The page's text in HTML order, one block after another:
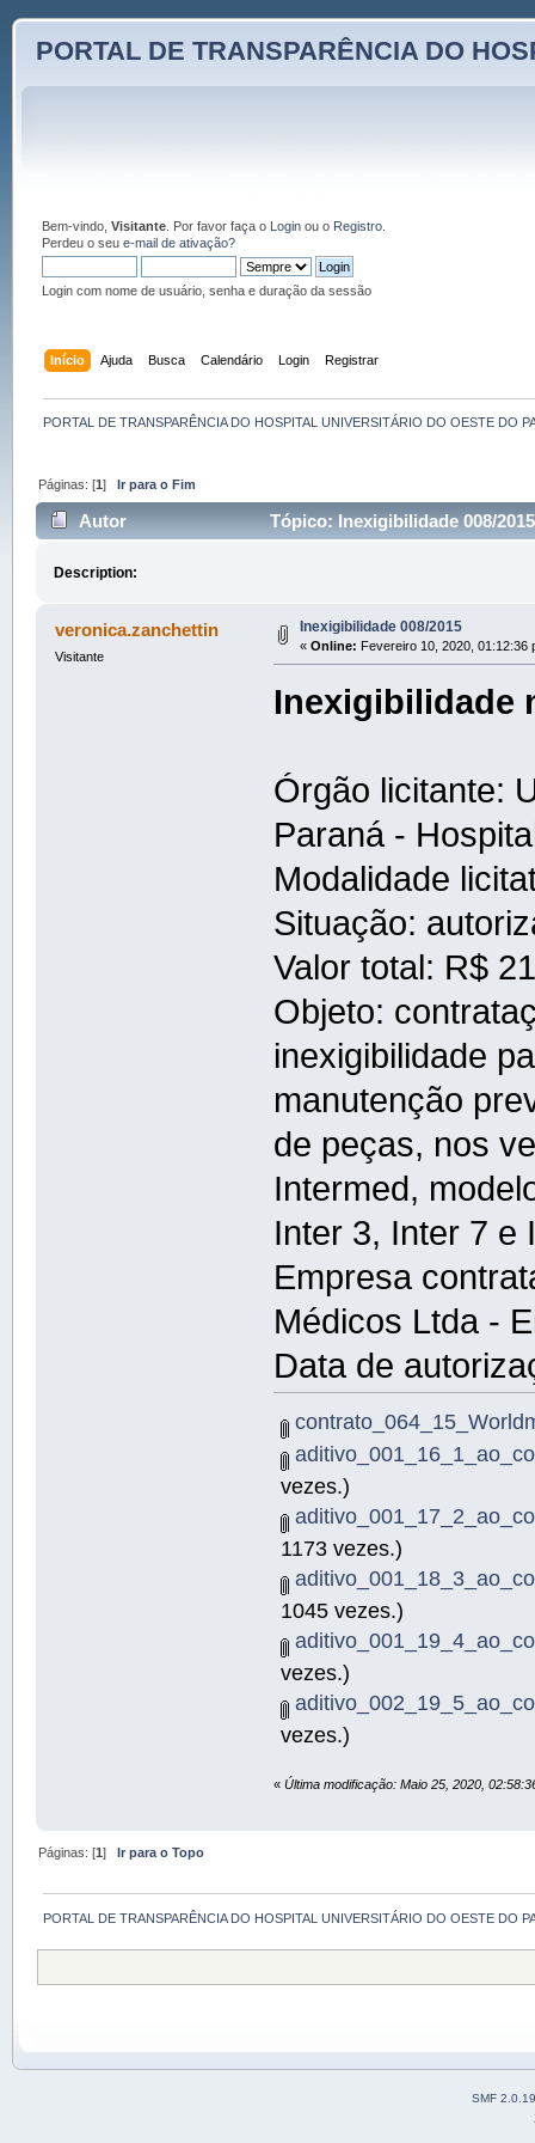
PORTAL DE TRANSPARÊNCIA DO
Bem-vindo, Visitante. Por favor faça o Loginou o Registro.
Perdeu o seu e-mail de ativação?
Login com nome de usuário, senha e duração da sessão
Início Ajuda Busca Calendário Login Registrar
PORTAL DE TRANSPARÊNCIA DO HOSPITAL UNIVERSITÁRIO DO OESTE DO
Páginas: [1]Ir para o Fim
Autor Tópico: Inexigibilidade 008/
Description:
veronica.zanchettin
Visitante
Inexigibilidade 008/2015
« Online: Fevereiro 10, 2020, 01:12:36
Inexigibilidade
Órgão licitante:
Paraná -
Modalidade
Situação:
Valor total: R$
Objeto:
inexigibilidade
manutenção
de peças, nos
Intermed,
Inter 3, Inter 7 e
Empresa
Médicos Ltda -
Data de
vezes.)
1173 vezes.)
1045 vezes.)
vezes.)
vezes.)
«Última modificação: Maio 25, 2020,
Páginas: [1]Ir para o Topo
PORTAL DE TRANSPARÊNCIA DO HOSPITAL UNIVERSITÁRIO DO OESTE DO
SMF 2.0.19